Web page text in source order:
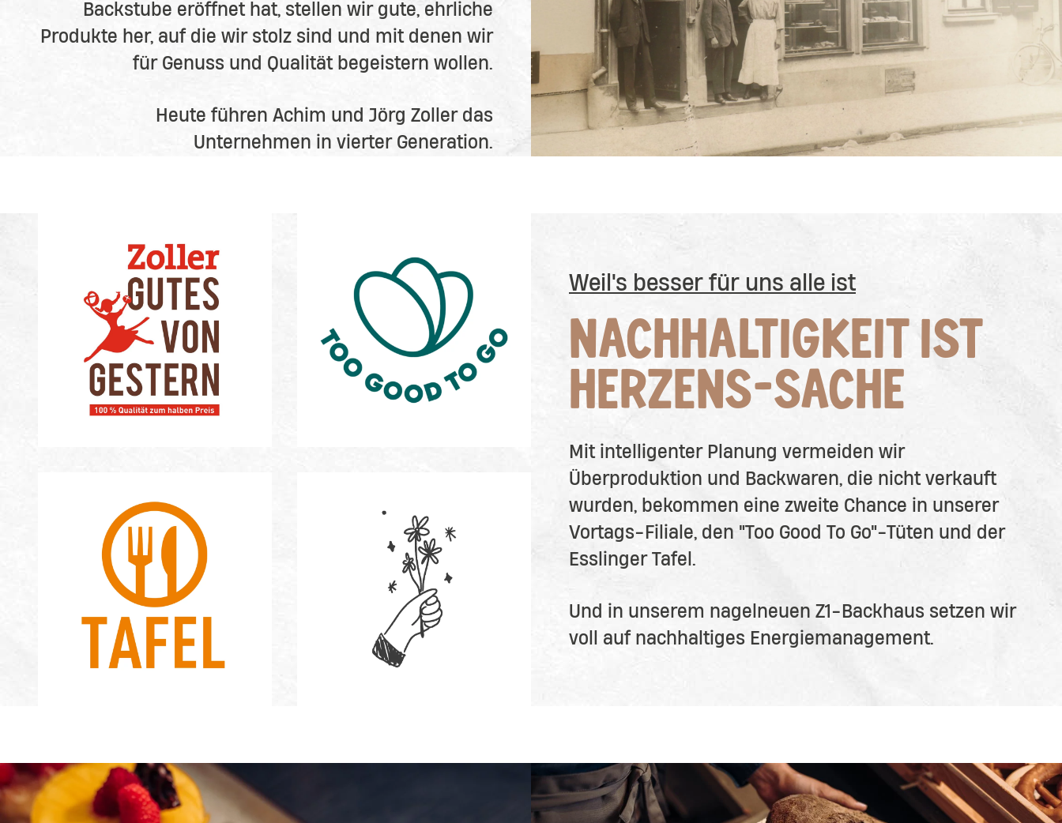
Backstube eröffnet hat, stellen wir gute, ehrliche
Produkte her, auf die wir stolz sind und mit denen wir
für Genuss und Qualität begeistern wollen.
Heute führen Achim und Jörg Zoller das
Unternehmen in vierter Generation.
Weil's besser für uns alle ist
NACHHALTIGKEIT IST
HERZENS-SACHE
Mit intelligenter Planung vermeiden wir
Überproduktion und Backwaren, die nicht verkauft
wurden, bekommen eine zweite Chance in unserer
Vortags-Filiale, den "Too Good To Go"-Tüten und der
Esslinger Tafel.
Und in unserem nagelneuen Z1-Backhaus setzen wir
voll auf nachhaltiges Energiemanagement.